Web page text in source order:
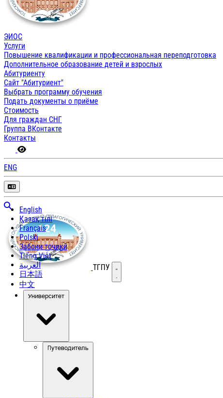
ЭИОС
Услуги
Повышение квалификации и профессиональная переподготовка
Дополнительное образование детей и взрослых
Абитуриенту
Сайт "Абитуриент"
Выбрать программу обучения
Подать документы о приёме
Стоимость
Для граждан СНГ
Группа ВКонтакте
Контакты
ENG
English
Қазақ тілі
Français
Polski
Забони тоҷикӣ
Tiếng Việt
العربية
日本語
中文
ТГПУ Открыть меню
Университет
Путеводитель